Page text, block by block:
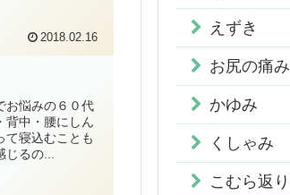
2018.02.16
お悩みの６０代
背中・腰にしん
て寝込むことも
じるの...
えずき
お尻の痛み
かゆみ
くしゃみ
こむら返り